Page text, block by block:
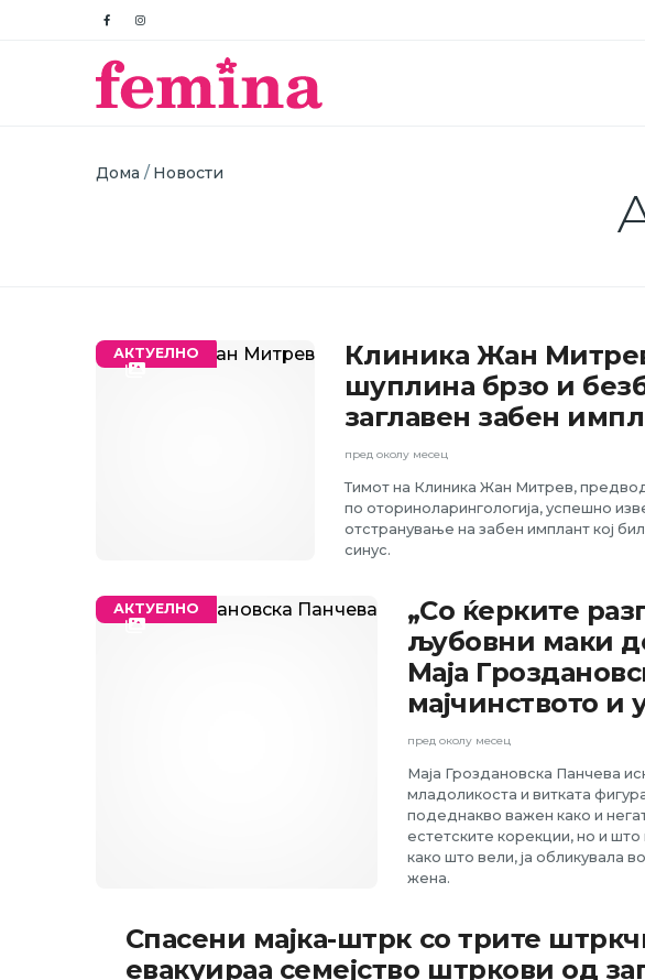
Breadcrumb
Дома Новости
АКТУЕЛНО
Клиника Жан
шуплина брзо и
заглавен забен
пред околу месец
Тимот на Клиника Жан Митрев,
по оториноларингологија, успешно
отстранување на забен имплант кој
синус.
АКТУЕЛНО
„Со ќерките
љубовни маки
Маја
мајчинството и
пред околу месец
Маја Гроздановска Панчева
младоликоста и витката
подеднакво важен како и
естетските корекции, но и што
како што вели, ја обликувала
жена.
АКТУЕЛНО
Спасени мајка-штрк со трите
евакуираа семејство штркови од